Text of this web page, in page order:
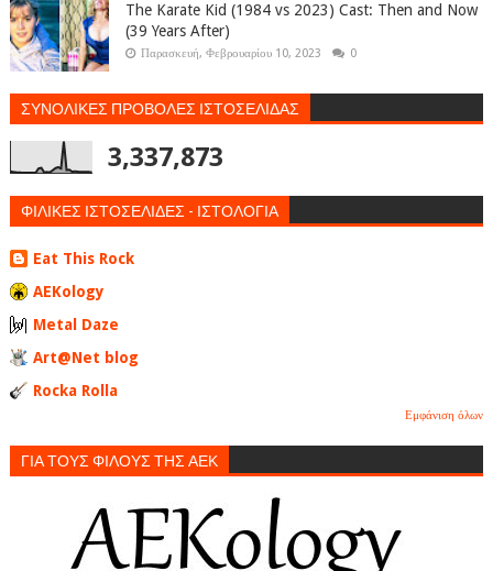
The Karate Kid (1984 vs 2023) Cast: Then and Now
(39 Years After)
Παρασκευή, Φεβρουαρίου 10, 2023 0
ΣΥΝΟΛΙΚΕΣ ΠΡΟΒΟΛΕΣ ΙΣΤΟΣΕΛΙΔΑΣ
3,337,873
ΦΙΛΙΚΕΣ ΙΣΤΟΣΕΛΙΔΕΣ - ΙΣΤΟΛΟΓΙΑ
Eat This Rock
AEKology
Metal Daze
Art@Net blog
Rocka Rolla
Εμφάνιση όλων
ΓΙΑ ΤΟΥΣ ΦΙΛΟΥΣ ΤΗΣ ΑΕΚ